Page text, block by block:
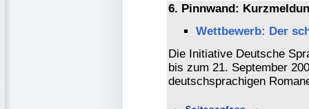
6. Pinnwand:
Wettbewerb: Der
Die Initiative Deutsche
bis zum 21. September
deutschsprachigen